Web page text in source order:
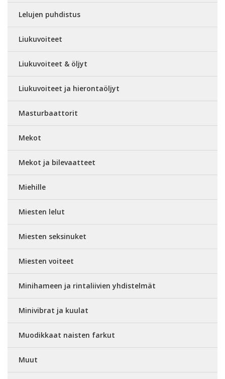
Lelujen puhdistus
Liukuvoiteet
Liukuvoiteet & öljyt
Liukuvoiteet ja hierontaöljyt
Masturbaattorit
Mekot
Mekot ja bilevaatteet
Miehille
Miesten lelut
Miesten seksinuket
Miesten voiteet
Minihameen ja rintaliivien yhdistelmät
Minivibrat ja kuulat
Muodikkaat naisten farkut
Muut